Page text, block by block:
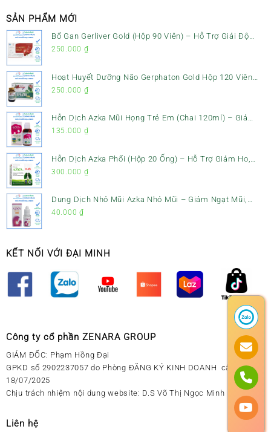
SẢN PHẨM MỚI
Bổ Gan Gerliver Gold (Hộp 90 Viên) – Hỗ Trợ Giải Độc
Gan, Mát Gan & Bảo Vệ Gan
250.000 ₫
Hoạt Huyết Dưỡng Não Gerphaton Gold Hộp 120 Viên
– Giảm Đau Đầu, Hoa Mắt, Chóng Mặt & Rối Loạn Tiền
250.000 ₫
Hỗn Dịch Azka Mũi Họng Trẻ Em (Chai 120ml) – Giảm
Ho, Tiêu Đờm & Đau Rát Họng
135.000 ₫
Hỗn Dịch Azka Phổi (Hộp 20 Ống) – Hỗ Trợ Giảm Ho,
Tiêu Đờm & Bổ Phổi
300.000 ₫
Dung Dịch Nhỏ Mũi Azka Nhỏ Mũi – Giảm Ngạt Mũi,
Sổ Mũi Cho Trẻ Sơ Sinh
40.000 ₫
KẾT NỐI VỚI ĐẠI MINH
Công ty cổ phần ZENARA GROUP
GIÁM ĐỐC: Phạm Hồng Đại
GPKD số 2902237057 do Phòng ĐĂNG KÝ KINH DOANH cấp ngày
18/07/2025
Chịu trách nhiệm nội dung website: D.S Võ Thị Ngọc Minh
Liên hệ